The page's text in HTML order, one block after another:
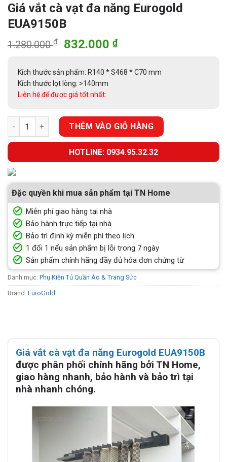
Giá vắt cà vạt đa năng Eurogold
EUA9150B
1.280.000₫
Giá
là:
1.280.000 ₫.
832.000 ₫Giá
tại
Kích thước sản phẩm: R140 * S468 * C70 mm
Kích thước lọt lòng: >140mm
Liên hệ để được giá tốt nhất:
Giá vắt cà vạt đa năng Eurogold EUA9150B số lượng
THÊM VÀO GIỎ HÀNG
HOTLINE: 0934.95.32.32
Đặc quyền khi mua sản phẩm tại TN Home
Miễn phí giao hàng tại nhà
Bảo hành trực tiếp tại nhà
Bảo trì định kỳ miễn phí theo lịch
1 đổi 1 nếu sản phẩm bị lỗi trong 7 ngày
Sản phẩm chính hãng đầy đủ hóa đơn chứng từ
Danh mục: Phụ Kiện Tủ Quần Áo & Trang Sức
Brand: EuroGold
Giá vắt cà vạt đa năng Eurogold EUA9150B
được phân phối chính hãng bởi TN Home,
giao hàng nhanh, bảo hành và bảo trì tại
nhà nhanh chóng.